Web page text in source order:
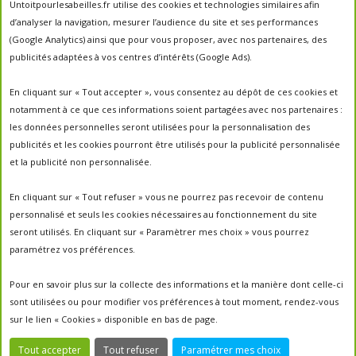
Untoitpourlesabeilles.fr utilise des cookies et technologies similaires afin
d’analyser la navigation, mesurer l’audience du site et ses performances
(Google Analytics) ainsi que pour vous proposer, avec nos partenaires, des
publicités adaptées à vos centres d’intérêts (Google Ads).
En cliquant sur « Tout accepter », vous consentez au dépôt de ces cookies et
notamment à ce que ces informations soient partagées avec nos partenaires :
les données personnelles seront utilisées pour la personnalisation des
publicités et les cookies pourront être utilisés pour la publicité personnalisée
et la publicité non personnalisée.
En cliquant sur « Tout refuser » vous ne pourrez pas recevoir de contenu
personnalisé et seuls les cookies nécessaires au fonctionnement du site
seront utilisés. En cliquant sur « Paramètrer mes choix » vous pourrez
paramétrez vos préférences.
Pour en savoir plus sur la collecte des informations et la manière dont celle-ci
sont utilisées ou pour modifier vos préférences à tout moment, rendez-vous
sur le lien « Cookies » disponible en bas de page.
Tout accepter Tout refuser Paramétrer mes choix
abeille abeilles
apiculteur apiculteurs apiculture apiculture
autrefois biodiversité Chantal Jacquot et Yves Robert
essaimage essaim sauvage fleurs la vie de la
ruche Maroc miel miel; production;abeilles
miel
français
parrainage de ruche
parrainer une ruche pesticides
portes ouvertes
rencontre apiculteurs ruche récolte récolte miel
saison2017 saison2018 saison apicole sauvage un
toit pour les abeilles untoitpourlesabeilles
Un Toit Pour Les Abeilles; abeilles; miel